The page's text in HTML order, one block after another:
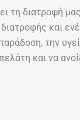
τη διατροφή
και
την
και να